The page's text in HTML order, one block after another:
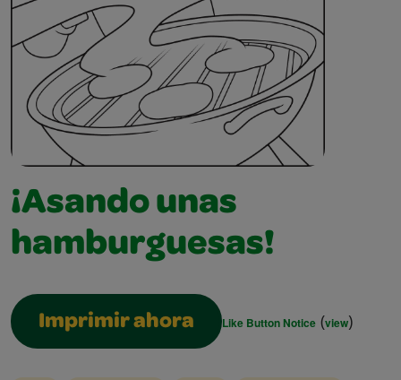
¡Asando unas
hamburguesas!
Imprimir ahora Like Button Notice (view)